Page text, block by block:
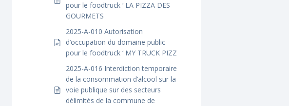
pour le foodtruck ‘ LA PIZZA DES
GOURMETS
2025-A-010 Autorisation
d’occupation du domaine public
pour le foodtruck ‘ MY TRUCK PIZZ
2025-A-016 Interdiction temporaire
de la consommation d’alcool sur la
voie publique sur des secteurs
délimités de la commune de